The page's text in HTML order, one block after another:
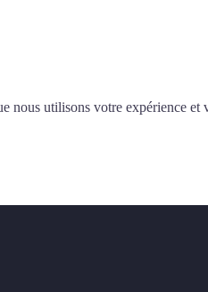
nous utilisons votre expérience et